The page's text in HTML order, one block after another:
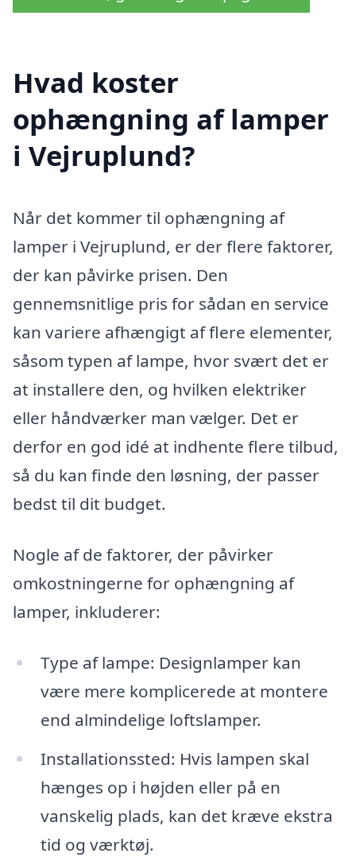
Hvad koster
ophængning af lamper
i Vejruplund?
Når det kommer til ophængning af
lamper i Vejruplund, er der flere faktorer,
der kan påvirke prisen. Den
gennemsnitlige pris for sådan en service
kan variere afhængigt af flere elementer,
såsom typen af lampe, hvor svært det er
at installere den, og hvilken elektriker
eller håndværker man vælger. Det er
derfor en god idé at indhente flere tilbud,
så du kan finde den løsning, der passer
bedst til dit budget.
Nogle af de faktorer, der påvirker
omkostningerne for ophængning af
lamper, inkluderer:
Type af lampe: Designlamper kan
være mere komplicerede at montere
end almindelige loftslamper.
Installationssted: Hvis lampen skal
hænges op i højden eller på en
vanskelig plads, kan det kræve ekstra
tid og værktøj.